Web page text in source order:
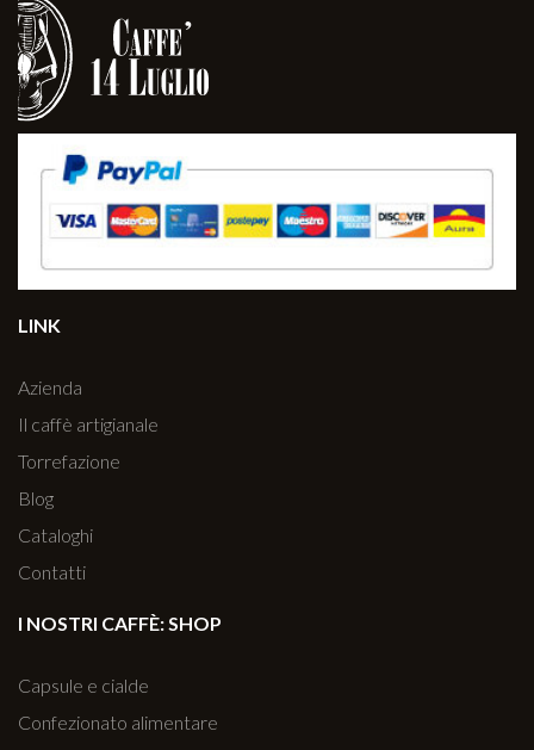
LINK
Azienda
Il caffè artigianale
Torrefazione
Blog
Cataloghi
Contatti
I NOSTRI CAFFÈ: SHOP
Capsule e cialde
Confezionato alimentare